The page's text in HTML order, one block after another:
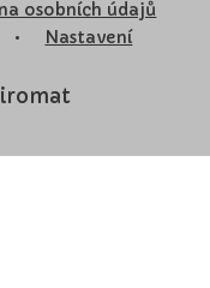
osobních údajů
• Nastavení